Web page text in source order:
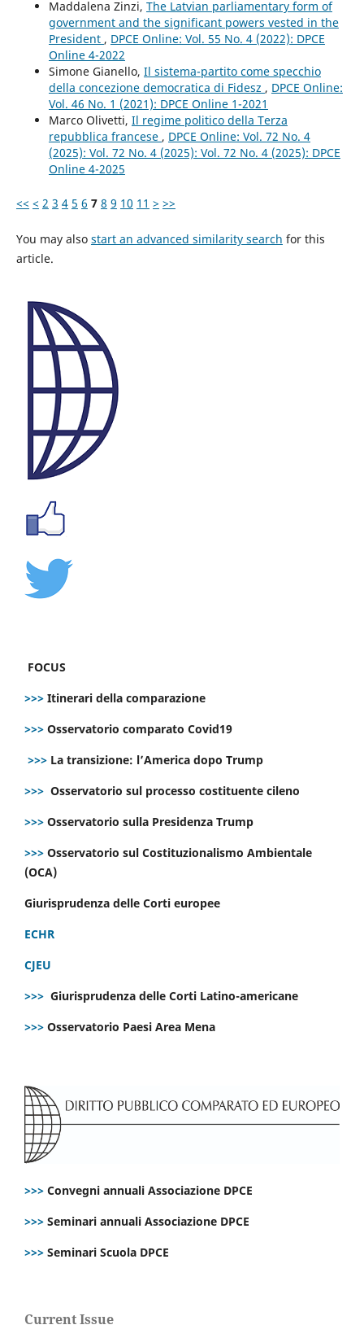
Maddalena Zinzi, The Latvian parliamentary form of
government and the significant powers vested in the
President , DPCE Online: Vol. 55 No. 4 (2022): DPCE
Online 4-2022
Simone Gianello, Il sistema-partito come specchio
della concezione democratica di Fidesz , DPCE Online:
Vol. 46 No. 1 (2021): DPCE Online 1-2021
Marco Olivetti, Il regime politico della Terza
repubblica francese , DPCE Online: Vol. 72 No. 4
(2025): Vol. 72 No. 4 (2025): Vol. 72 No. 4 (2025): DPCE
Online 4-2025
<< < 2 3 4 5 6 7 8 9 10 11 > >>
You may also start an advanced similarity search for this
article.
FOCUS
>>> Itinerari della comparazione
>>> Osservatorio comparato Covid19
>>> La transizione: l’America dopo Trump
>>> Osservatorio sul processo costituente cileno
>>> Osservatorio sulla Presidenza Trump
>>> Osservatorio sul Costituzionalismo Ambientale
(OCA)
Giurisprudenza delle Corti europee
ECHR
CJEU
>>> Giurisprudenza delle Corti Latino-americane
>>> Osservatorio Paesi Area Mena
>>> Convegni annuali Associazione DPCE
>>> Seminari annuali Associazione DPCE
>>> Seminari Scuola DPCE
Current Issue